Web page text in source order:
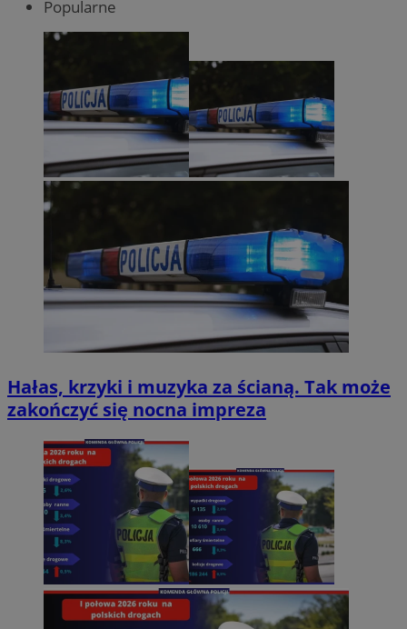
Popularne
Hałas, krzyki i muzyka za ścianą. Tak może
zakończyć się nocna impreza